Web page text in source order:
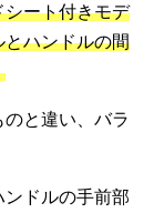
ート付きモデ
ハンドルの間
と違い、バラ
ドルの手前部